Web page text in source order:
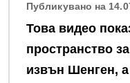
Публикувано на
Това видео
пространство
извън Шенген, а